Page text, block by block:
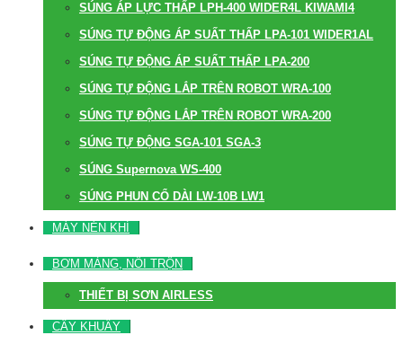
SÚNG ÁP LỰC THẤP LPH-400 WIDER4L KIWAMI4
SÚNG TỰ ĐỘNG ÁP SUẤT THẤP LPA-101 WIDER1AL
SÚNG TỰ ĐỘNG ÁP SUẤT THẤP LPA-200
SÚNG TỰ ĐỘNG LẮP TRÊN ROBOT WRA-100
SÚNG TỰ ĐỘNG LẮP TRÊN ROBOT WRA-200
SÚNG TỰ ĐỘNG SGA-101 SGA-3
SÚNG Supernova WS-400
SÚNG PHUN CỔ DÀI LW-10B LW1
MÁY NÉN KHÍ
BƠM MÀNG, NỒI TRỘN
THIẾT BỊ SƠN AIRLESS
CÂY KHUẤY